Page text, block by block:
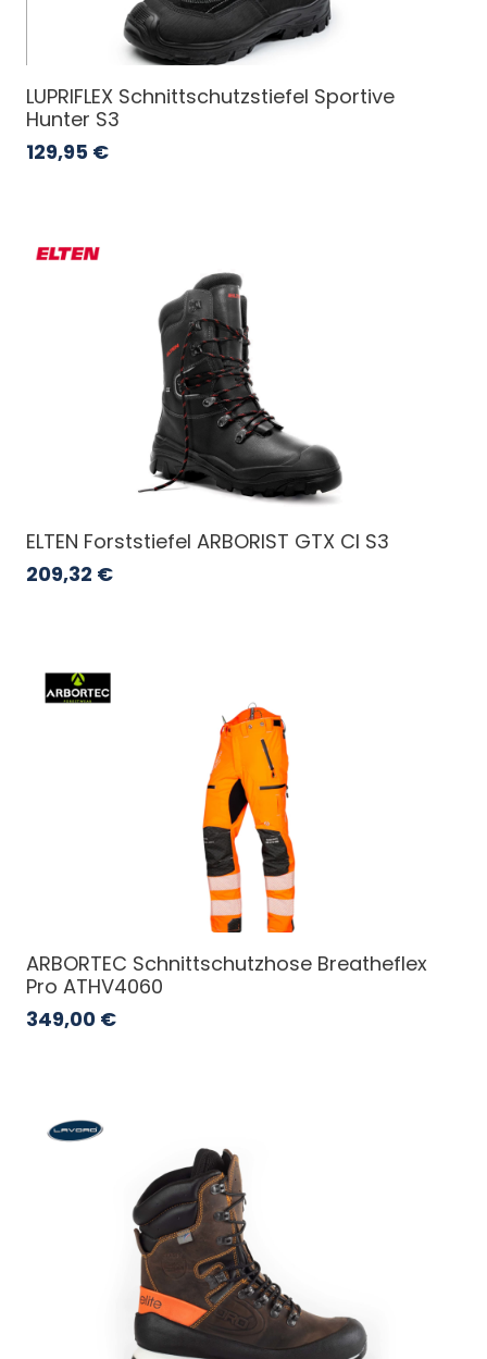
LUPRIFLEX Schnittschutzstiefel Sportive
Hunter S3
129,95 €
ELTEN Forststiefel ARBORIST GTX CI S3
209,32 €
ARBORTEC Schnittschutzhose Breatheflex
Pro ATHV4060
349,00 €